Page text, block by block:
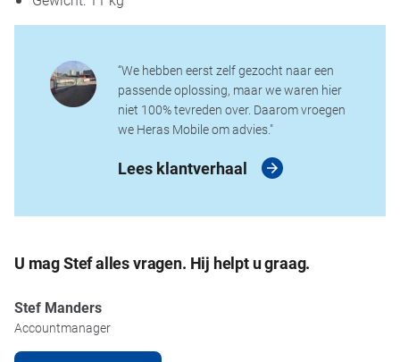
“We hebben eerst zelf gezocht naar een
passende oplossing, maar we waren hier
niet 100% tevreden over. Daarom vroegen
we Heras Mobile om advies."
Lees klantverhaal
U mag Stef alles vragen. Hij helpt u graag.
Stef Manders
Accountmanager